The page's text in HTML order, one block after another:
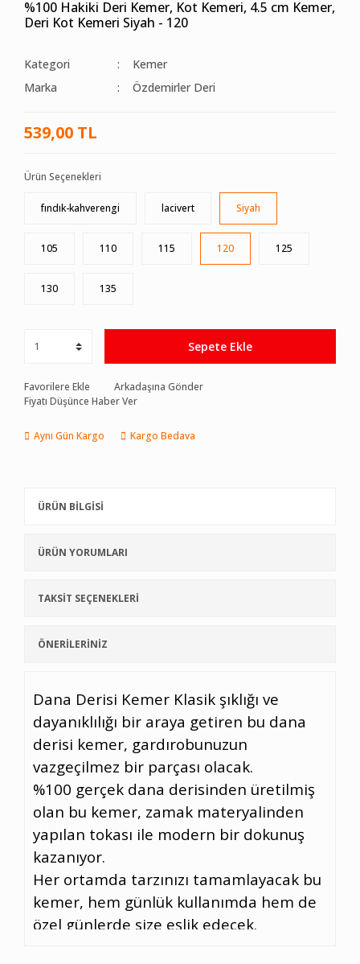
%100 Hakiki Deri Kemer, Kot Kemeri, 4.5 cm Kemer,
Deri Kot Kemeri Siyah - 120
Kategori
Kemer
Marka
Özdemirler Deri
539,00 TL
Ürün Seçenekleri
fındık-kahverengi lacivert Siyah
105 110 115 120 125
130 135
Sepete Ekle
Favorilere Ekle
Arkadaşına Gönder
Fiyatı Düşünce Haber Ver
Aynı Gün Kargo Kargo Bedava
ÜRÜN BİLGİSİ
ÜRÜN YORUMLARI
TAKSİT SEÇENEKLERİ
ÖNERİLERİNİZ
Dana Derisi Kemer Klasik şıklığı ve
dayanıklılığı bir araya getiren bu dana
derisi kemer, gardırobunuzun
vazgeçilmez bir parçası olacak.
%100 gerçek dana derisinden üretilmiş
olan bu kemer, zamak materyalinden
yapılan tokası ile modern bir dokunuş
kazanıyor.
Her ortamda tarzınızı tamamlayacak bu
kemer, hem günlük kullanımda hem de
özel günlerde size eşlik edecek.